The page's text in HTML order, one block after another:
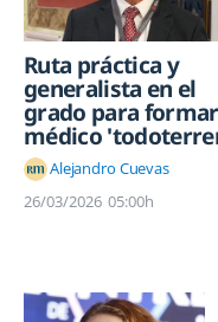
Ruta práctica y
generalista en el
grado para
médico
Alejandro Cuevas
26/03/2026 05:00h